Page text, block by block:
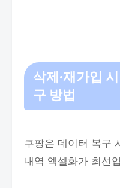
삭제·재가입
구 방법
쿠팡은 데이터 복구
내역 엑셀화가 최선